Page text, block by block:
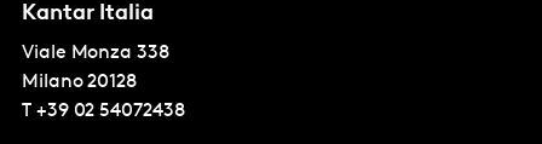
Kantar Italia
Viale Monza 338
Milano 20128
T +39 02 54072438